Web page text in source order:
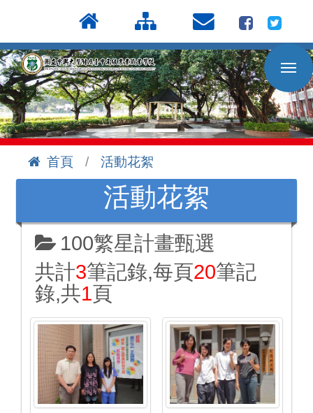
到
主
要
內
容
區
首頁
活動花絮
活動花絮
100繁星計畫甄選
共計3筆記錄,每頁20筆記
錄,共1頁